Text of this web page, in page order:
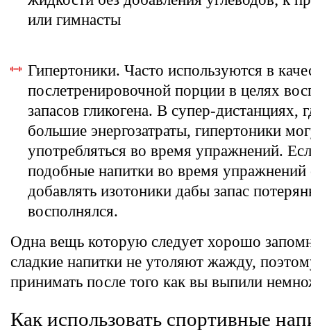
или гимнасты
Гипертоники. Часто используются в
послетренировочной порции в целях
запасов гликогена. В супер-дистанциях,
большие энергозатраты, гипертоники
употребляться во время упражнений.
подобные напитки во время упражнений
добавлять изотоники дабы запас
восполнялся.
Одна вещь которую следует хорошо
сладкие напитки не утоляют жажду,
принимать после того как вы выпили
Как использовать спортивные